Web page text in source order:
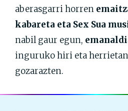
aberasgarri horren
kabareta eta Sex Sua
nabil gaur egun,
inguruko hiri eta
gozarazten.